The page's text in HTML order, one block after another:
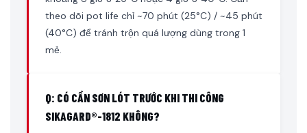
theo dõi pot life chỉ ~70 phút (25°C) / ~45 phút
(40°C) để tránh trộn quá lượng dùng trong 1
mẻ.
Q: CÓ CẦN SƠN LÓT TRƯỚC KHI THI CÔNG
SIKAGARD®-1812 KHÔNG?